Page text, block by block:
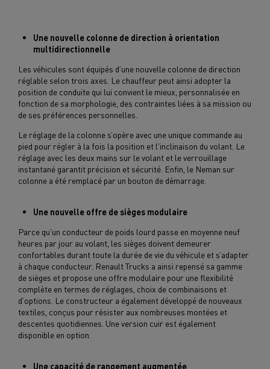
Une nouvelle colonne de direction à orientation
multidirectionnelle
Les véhicules sont équipés d’une nouvelle colonne de direction
réglable selon trois axes. Le chauffeur peut ainsi adopter la
position de conduite qui lui convient le mieux, personnalisée en
fonction de sa morphologie, des contraintes liées à sa mission ou
de ses préférences personnelles.
Le réglage de la colonne s’opère avec une unique commande au
pied pour régler à la fois la position et l'inclinaison du volant. Le
réglage avec les deux mains sur le volant et le verrouillage
instantané garantit précision et sécurité. Enfin, le Neman sur
colonne a été remplacé par un bouton de démarrage.
Une nouvelle offre de sièges modulaire
Parce qu’un conducteur de poids lourd passe en moyenne neuf
heures par jour au volant, les sièges doivent demeurer
confortables durant toute la durée de vie du véhicule et s’adapter
à chaque conducteur. Renault Trucks a ainsi repensé sa gamme
de sièges et propose une offre modulaire pour une flexibilité
complète en termes de réglages, choix de combinaisons et
d’options. Le constructeur a également développé de nouveaux
textiles, conçus pour résister aux nombreuses montées et
descentes quotidiennes. Une version cuir est également
disponible en option.
Une capacité de rangement augmentée